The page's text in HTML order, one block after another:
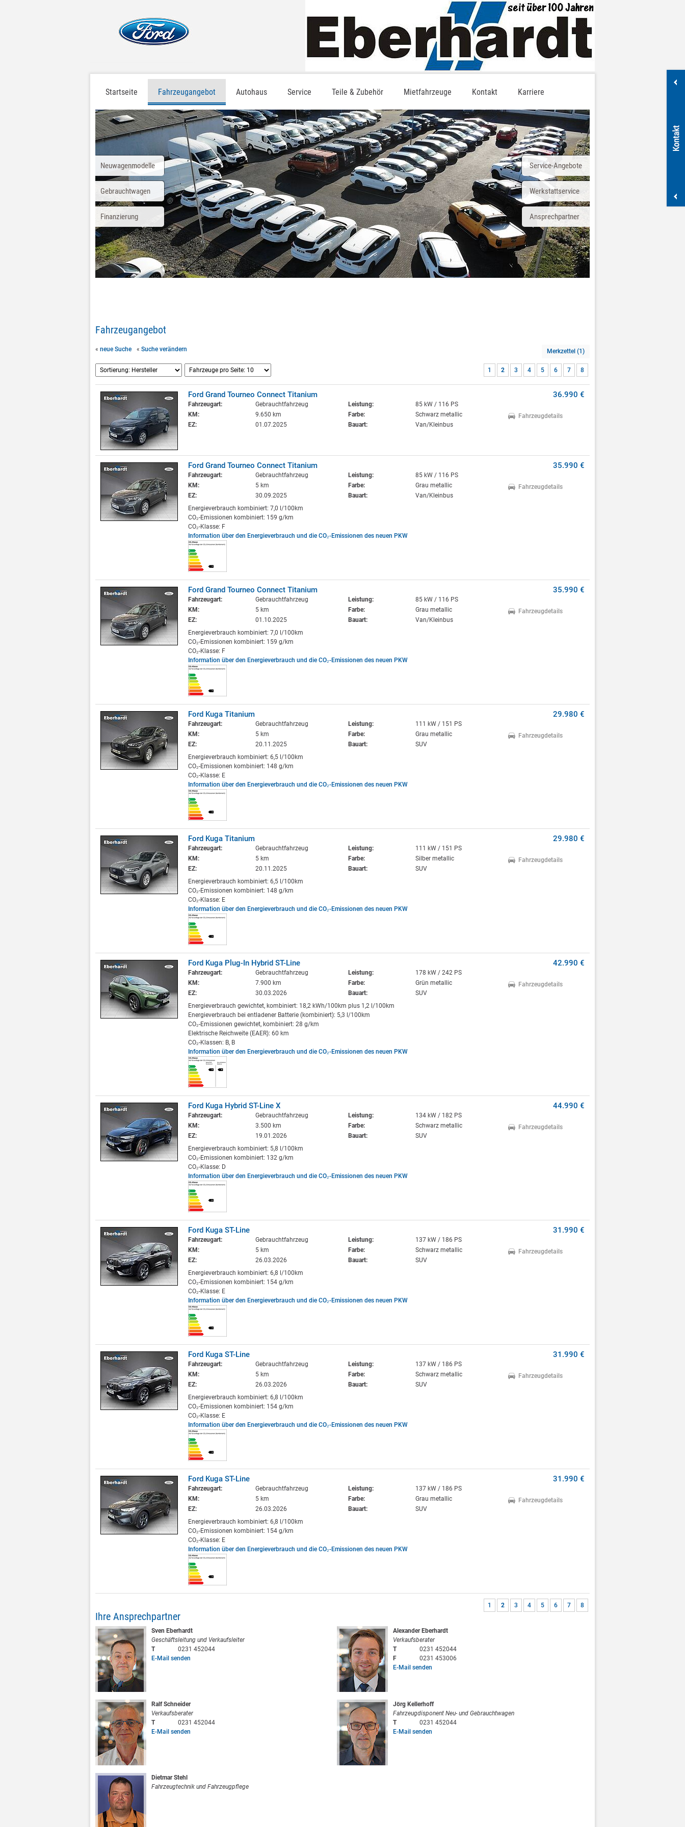
Startseite Fahrzeugangebot Autohaus Service Teile & Zubehör Mietfahrzeuge Kontakt Karriere
Neuwagenmodelle
Gebrauchtwagen
Finanzierung
Service-Angebote
Werkstattservice
Ansprechpartner
Fahrzeugangebot
« neue Suche « Suche verändern Merkzettel (1)
1 2 3 4 5 6 7 8
Ford Grand Tourneo Connect Titanium
Fahrzeugart:
Gebrauchtfahrzeug
KM:
9.650 km
EZ:
01.07.2025
Leistung:
85 kW / 116 PS
Farbe:
Schwarz metallic
Bauart:
Van/Kleinbus
36.990 €
Fahrzeugdetails
Ford Grand Tourneo Connect Titanium
Fahrzeugart:
Gebrauchtfahrzeug
KM:
5 km
EZ:
30.09.2025
Leistung:
85 kW / 116 PS
Farbe:
Grau metallic
Bauart:
Van/Kleinbus
Energieverbrauch kombiniert: 7,0 l/100km
CO₂-Emissionen kombiniert: 159 g/km
CO₂-Klasse: F
Information über den Energieverbrauch und die CO₂-Emissionen des neuen PKW
35.990 €
Fahrzeugdetails
Ford Grand Tourneo Connect Titanium
Fahrzeugart:
Gebrauchtfahrzeug
KM:
5 km
EZ:
01.10.2025
Leistung:
85 kW / 116 PS
Farbe:
Grau metallic
Bauart:
Van/Kleinbus
Energieverbrauch kombiniert: 7,0 l/100km
CO₂-Emissionen kombiniert: 159 g/km
CO₂-Klasse: F
Information über den Energieverbrauch und die CO₂-Emissionen des neuen PKW
35.990 €
Fahrzeugdetails
Ford Kuga Titanium
Fahrzeugart:
Gebrauchtfahrzeug
KM:
5 km
EZ:
20.11.2025
Leistung:
111 kW / 151 PS
Farbe:
Grau metallic
Bauart:
SUV
Energieverbrauch kombiniert: 6,5 l/100km
CO₂-Emissionen kombiniert: 148 g/km
CO₂-Klasse: E
Information über den Energieverbrauch und die CO₂-Emissionen des neuen PKW
29.980 €
Fahrzeugdetails
Ford Kuga Titanium
Fahrzeugart:
Gebrauchtfahrzeug
KM:
5 km
EZ:
20.11.2025
Leistung:
111 kW / 151 PS
Farbe:
Silber metallic
Bauart:
SUV
Energieverbrauch kombiniert: 6,5 l/100km
CO₂-Emissionen kombiniert: 148 g/km
CO₂-Klasse: E
Information über den Energieverbrauch und die CO₂-Emissionen des neuen PKW
29.980 €
Fahrzeugdetails
Ford Kuga Plug-In Hybrid ST-Line
Fahrzeugart:
Gebrauchtfahrzeug
KM:
7.900 km
EZ:
30.03.2026
Leistung:
178 kW / 242 PS
Farbe:
Grün metallic
Bauart:
SUV
Energieverbrauch gewichtet, kombiniert: 18,2 kWh/100km plus 1,2 l/100km
Energieverbrauch bei entladener Batterie (kombiniert): 5,3 l/100km
CO₂-Emissionen gewichtet, kombiniert: 28 g/km
Elektrische Reichweite (EAER): 60 km
CO₂-Klassen: B, B
Information über den Energieverbrauch und die CO₂-Emissionen des neuen PKW
42.990 €
Fahrzeugdetails
Ford Kuga Hybrid ST-Line X
Fahrzeugart:
Gebrauchtfahrzeug
KM:
3.500 km
EZ:
19.01.2026
Leistung:
134 kW / 182 PS
Farbe:
Schwarz metallic
Bauart:
SUV
Energieverbrauch kombiniert: 5,8 l/100km
CO₂-Emissionen kombiniert: 132 g/km
CO₂-Klasse: D
Information über den Energieverbrauch und die CO₂-Emissionen des neuen PKW
44.990 €
Fahrzeugdetails
Ford Kuga ST-Line
Fahrzeugart:
Gebrauchtfahrzeug
KM:
5 km
EZ:
26.03.2026
Leistung:
137 kW / 186 PS
Farbe:
Schwarz metallic
Bauart:
SUV
Energieverbrauch kombiniert: 6,8 l/100km
CO₂-Emissionen kombiniert: 154 g/km
CO₂-Klasse: E
Information über den Energieverbrauch und die CO₂-Emissionen des neuen PKW
31.990 €
Fahrzeugdetails
Ford Kuga ST-Line
Fahrzeugart:
Gebrauchtfahrzeug
KM:
5 km
EZ:
26.03.2026
Leistung:
137 kW / 186 PS
Farbe:
Schwarz metallic
Bauart:
SUV
Energieverbrauch kombiniert: 6,8 l/100km
CO₂-Emissionen kombiniert: 154 g/km
CO₂-Klasse: E
Information über den Energieverbrauch und die CO₂-Emissionen des neuen PKW
31.990 €
Fahrzeugdetails
Ford Kuga ST-Line
Fahrzeugart:
Gebrauchtfahrzeug
KM:
5 km
EZ:
26.03.2026
Leistung:
137 kW / 186 PS
Farbe:
Grau metallic
Bauart:
SUV
Energieverbrauch kombiniert: 6,8 l/100km
CO₂-Emissionen kombiniert: 154 g/km
CO₂-Klasse: E
Information über den Energieverbrauch und die CO₂-Emissionen des neuen PKW
31.990 €
Fahrzeugdetails
1 2 3 4 5 6 7 8
Ihre Ansprechpartner
Sven Eberhardt
Geschäftsleitung und Verkaufsleiter
T
0231 452044
E-Mail senden
Alexander Eberhardt
Verkaufsberater
T
0231 452044
F
0231 453006
E-Mail senden
Ralf Schneider
Verkaufsberater
T
0231 452044
E-Mail senden
Jörg Kellerhoff
Fahrzeugdisponent Neu- und Gebrauchtwagen
T
0231 452044
E-Mail senden
Dietmar Stehl
Fahrzeugtechnik und Fahrzeugpflege